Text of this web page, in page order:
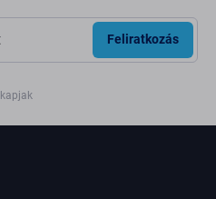
Feliratkozás